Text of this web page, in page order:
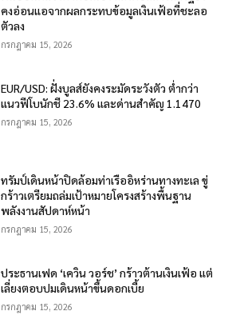
คงอ่อนแอจากผลกระทบข้อมูลเงินเฟ้อที่ชะลอ
ตัวลง
กรกฎาคม 15, 2026
EUR/USD: ฝั่งบูลส์ยังคงระมัดระวังตัว ต่ำกว่า
แนวฟีโบนักชี 23.6% และด่านสำคัญ 1.1470
กรกฎาคม 15, 2026
ทรัมป์เดินหน้าปิดล้อมท่าเรืออิหร่านทางทะเล ขู่
กร้าวเตรียมถล่มเป้าหมายโครงสร้างพื้นฐาน
พลังงานสัปดาห์หน้า
กรกฎาคม 15, 2026
ประธานเฟด ‘เควิน วอร์ช’ กร้าวต้านเงินเฟ้อ แต่
เลี่ยงตอบปมเดินหน้าขึ้นดอกเบี้ย
กรกฎาคม 15, 2026